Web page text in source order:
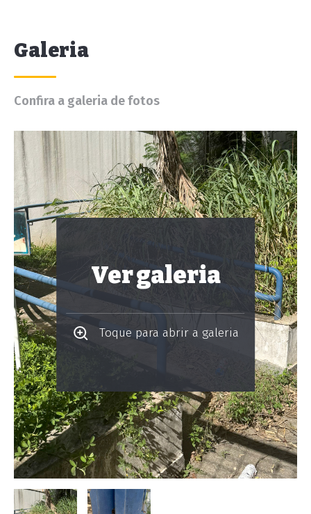
Galeria
Confira a galeria de fotos
Ver galeria
Toque para abrir a galeria